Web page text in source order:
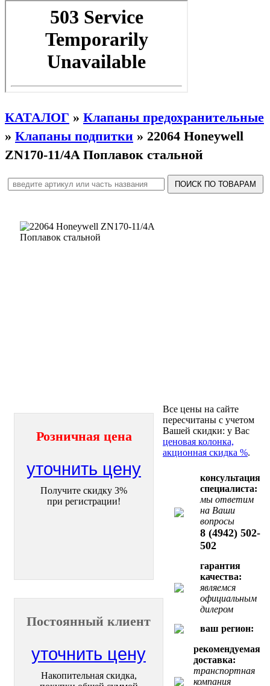
КАТАЛОГ » Клапаны предохранительные
» Клапаны подпитки » 22064 Honeywell
ZN170-11/4A Поплавок стальной
Розничная цена
уточнить цену
Получите скидку 3%
при регистрации!
Постоянный клиент
уточнить цену
Накопительная скидка,
Все цены на сайте
пересчитаны с учетом
Вашей скидки: у Вас
ценовая колонка,
акционная скидка %.
консультация
специалиста:
мы ответим
на Ваши
вопросы
8 (4942) 502-
502
гарантия
качества:
являемся
официальным
дилером
ваш регион:
рекомендуемая
доставка:
транспортная
компания